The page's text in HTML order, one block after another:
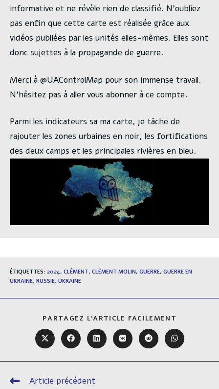
informative et ne révèle rien de classifié. N’oubliez
pas enfin que cette carte est réalisée grâce aux
vidéos publiées par les unités elles-mêmes. Elles sont
donc sujettes à la propagande de guerre.
Merci à @UAControlMap pour son immense travail.
N’hésitez pas à aller vous abonner à ce compte.
Parmi les indicateurs sa ma carte, je tâche de
rajouter les zones urbaines en noir, les fortifications
des deux camps et les principales rivières en bleu.
ÉTIQUETTES: 2024, CLÉMENT, CLÉMENT MOLIN, GUERRE, GUERRE EN
UKRAINE, RUSSIE, UKRAINE
PARTAGEZ L'ARTICLE FACILEMENT
CE
CONTENU
Ouvrir
dans
autre
Ouvrir
dans
autre
Ouvrir
dans
autre
Ouvrir
dans
autre
Ouvrir
dans
autre
Ouvrir
dans
autre
Read
Article précédent